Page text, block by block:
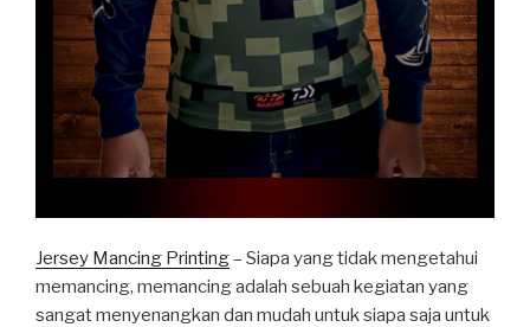
Jersey Mancing Printing– Siapa yang tidak mengetahui
memancing, memancing adalah sebuah kegiatan yang
sangat menyenangkan dan mudah untuk siapa saja untuk